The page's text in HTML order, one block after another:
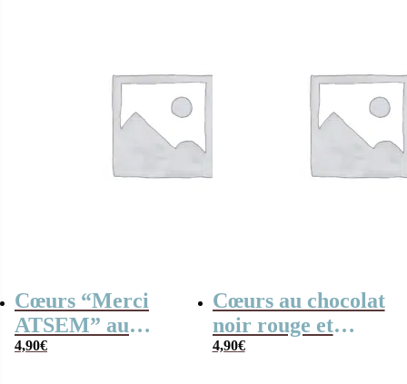
Cœurs “Merci
ATSEM” au
chocolat au lait et
4,90€
Cœurs au chocolat
noir rouge et
blanc x4 “Merci
4,90€